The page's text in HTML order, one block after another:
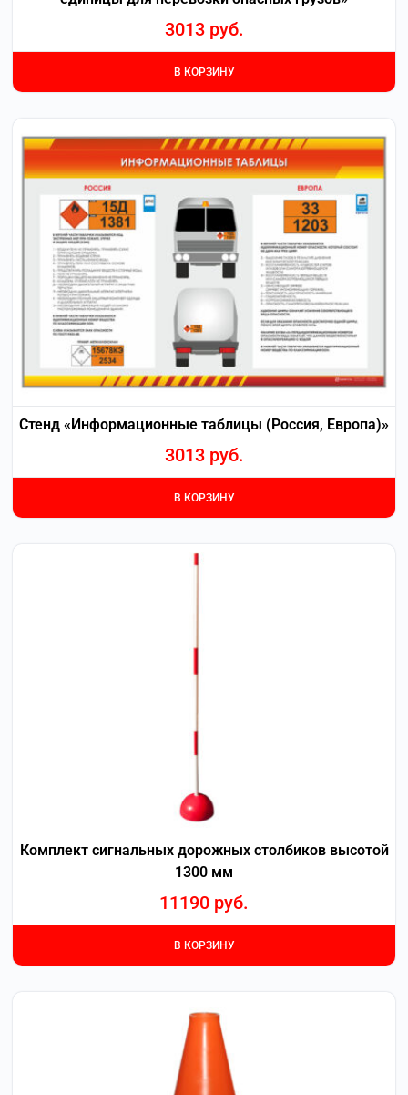
3013 руб.
В КОРЗИНУ
Стенд «Информационные таблицы (Россия, Европа)»
3013 руб.
В КОРЗИНУ
Комплект сигнальных дорожных столбиков высотой
1300 мм
11190 руб.
В КОРЗИНУ